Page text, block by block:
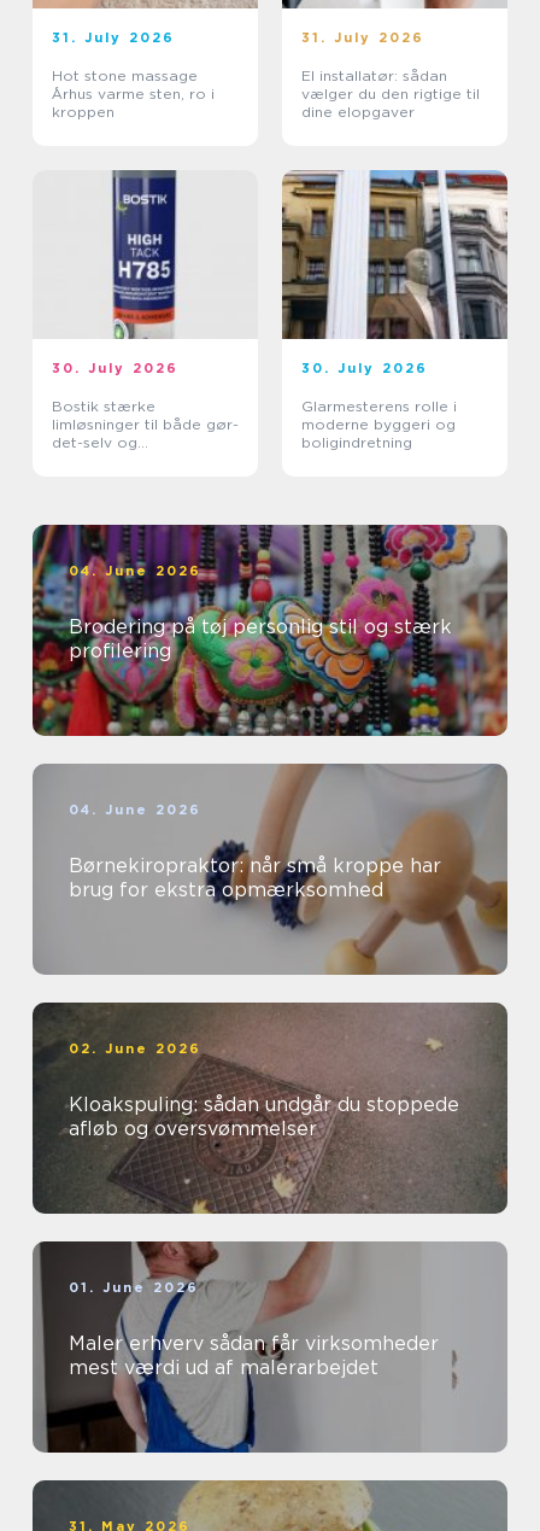
31. July 2026
Hot stone massage
Århus varme sten, ro i
kroppen
31. July 2026
El installatør: sådan
vælger du den rigtige til
dine elopgaver
30. July 2026
Bostik stærke
limløsninger til både gør-
det-selv og
30. July 2026
Glarmesterens rolle i
moderne byggeri og
boligindretning
04. June 2026
Brodering på tøj personlig stil og stærk
profilering
04. June 2026
Børnekiropraktor: når små kroppe har
brug for ekstra opmærksomhed
02. June 2026
Kloakspuling: sådan undgår du stoppede
afløb og oversvømmelser
01. June 2026
Maler erhverv sådan får virksomheder
mest værdi ud af malerarbejdet
31. May 2026